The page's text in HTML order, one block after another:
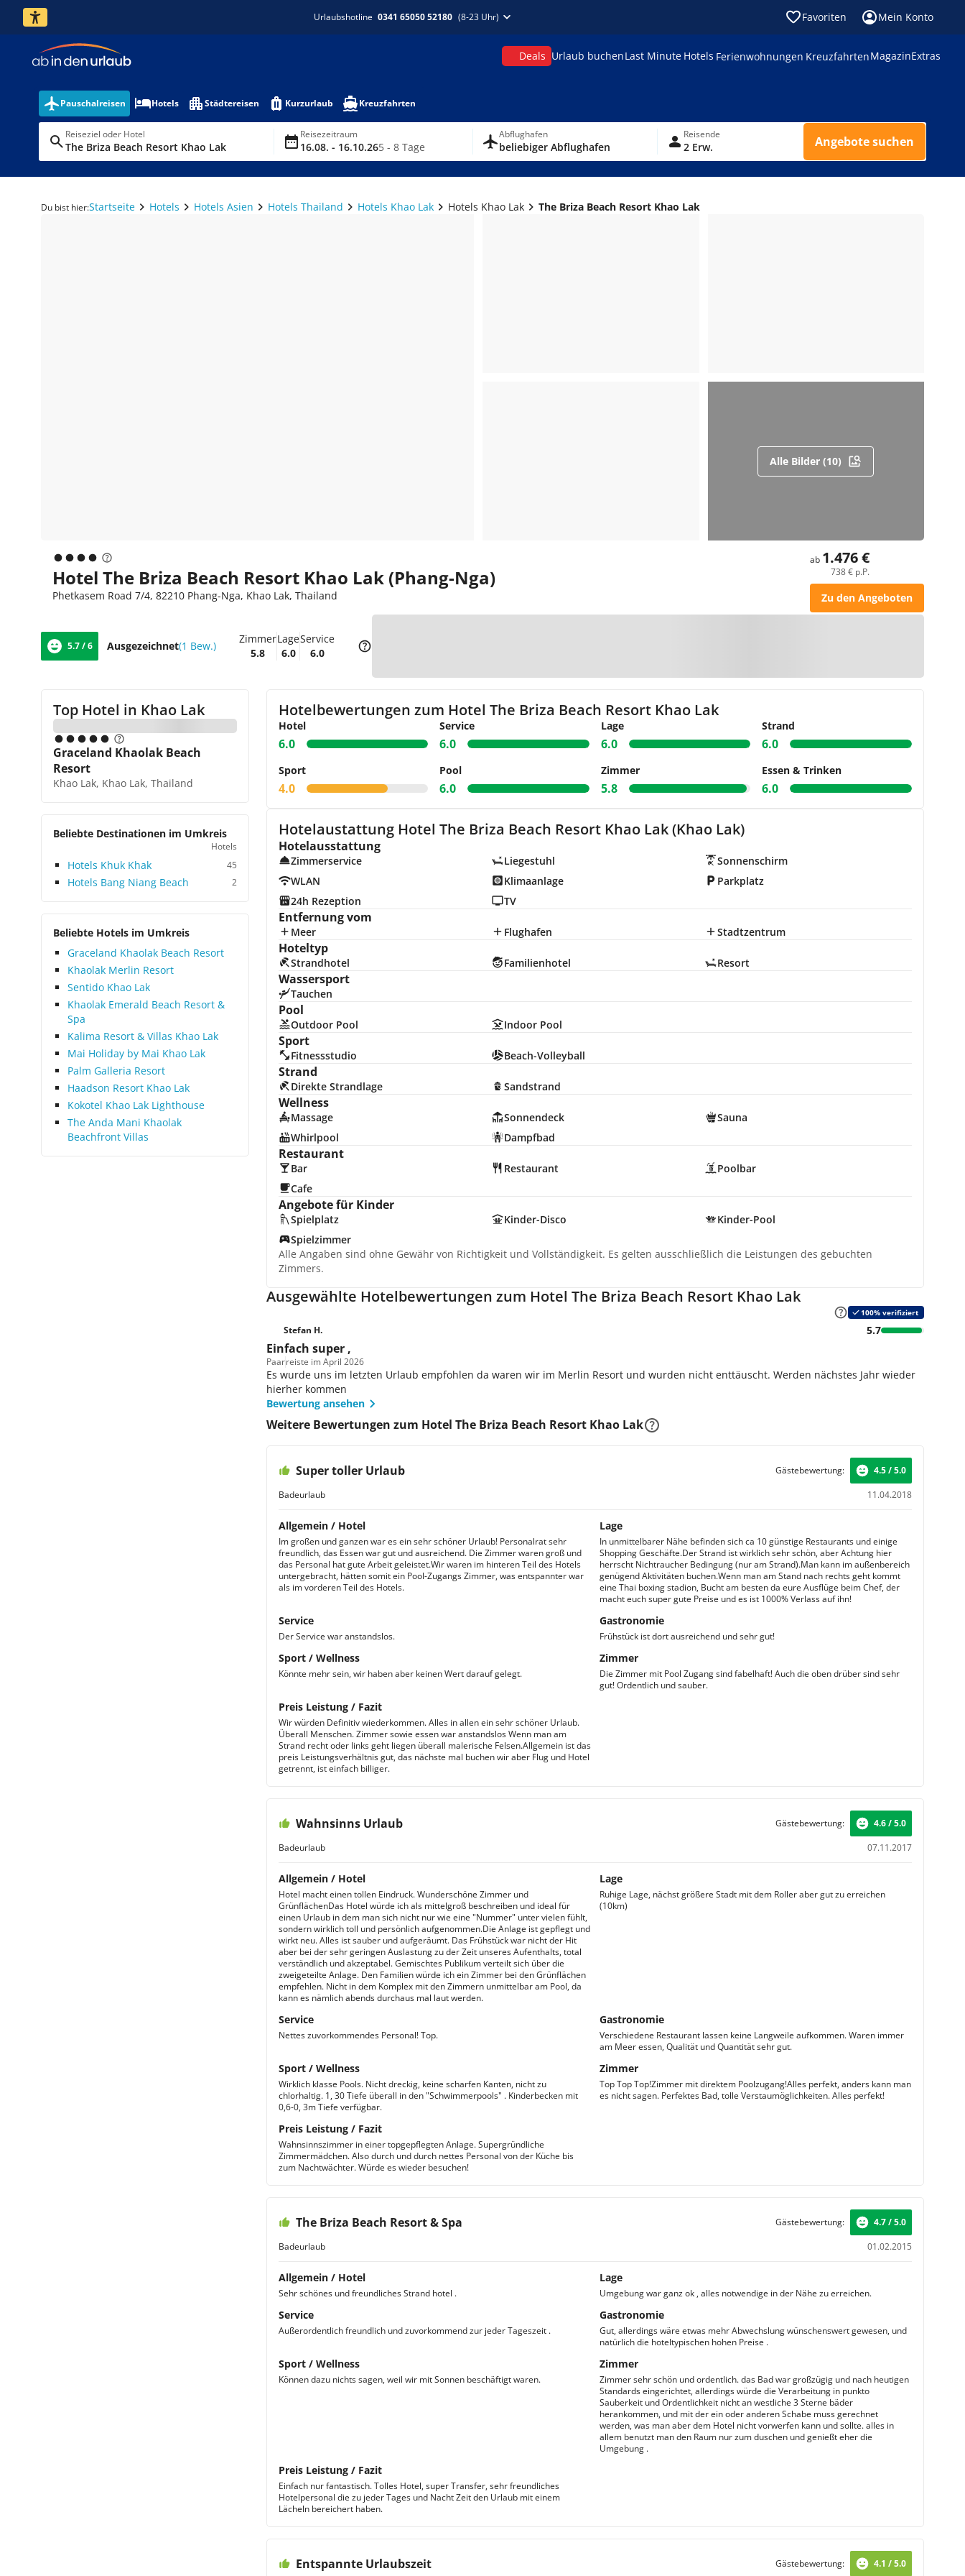
Urlaubshotline 0341 65050 52180 (8-23 Uhr) Favoriten Mein Konto
Deals Urlaub buchenLast Minute Hotels Ferienwohnungen KreuzfahrtenMagazinExtras
Pauschalreisen Hotels Städtereisen Kurzurlaub Kreuzfahrten
Reiseziel oder Hotel
The Briza Beach Resort Khao Lak
Reisezeitraum
16.08. - 16.10.265 - 8 Tage
Abflughafen
beliebiger Abflughafen
Reisende
2 Erw. Angebote suchen
Du bist hier:Startseite Hotels Hotels Asien Hotels Thailand Hotels Khao Lak Hotels Khao Lak The Briza Beach Resort Khao Lak
Alle Bilder (10)
Hotel The Briza Beach Resort Khao Lak (Phang-Nga)
Phetkasem Road 7/4, 82210 Phang-Nga, Khao Lak, Thailand
ab 1.476 €
738 € p.P.
Zu den Angeboten
5.7 / 6 Ausgezeichnet(1 Bew.)
Zimmer
5.8
Lage
6.0
Service
6.0
Top Hotel in Khao Lak
Graceland Khaolak Beach
Resort
Khao Lak, Khao Lak, Thailand
Beliebte Destinationen im Umkreis
Hotels
Hotels Khuk Khak 45
Hotels Bang Niang Beach 2
Beliebte Hotels im Umkreis
Graceland Khaolak Beach Resort
Khaolak Merlin Resort
Sentido Khao Lak
Khaolak Emerald Beach Resort &
Spa
Kalima Resort & Villas Khao Lak
Mai Holiday by Mai Khao Lak
Palm Galleria Resort
Haadson Resort Khao Lak
Kokotel Khao Lak Lighthouse
The Anda Mani Khaolak
Beachfront Villas
Hotelbewertungen zum Hotel The Briza Beach Resort Khao Lak
Hotel
6.0
Service
6.0
Lage
6.0
Strand
6.0
Sport
4.0
Pool
6.0
Zimmer
5.8
Essen & Trinken
6.0
Hotelaustattung Hotel The Briza Beach Resort Khao Lak (Khao Lak)
Hotelausstattung
Zimmerservice Liegestuhl
Sonnenschirm
WLAN
Klimaanlage
Parkplatz
24h Rezeption
TV
Entfernung vom
Meer Flughafen Stadtzentrum
Hoteltyp
Strandhotel Familienhotel Resort
Wassersport
Tauchen
Pool
Outdoor Pool Indoor Pool
Sport
Fitnessstudio Beach-Volleyball
Strand
Direkte Strandlage Sandstrand
Wellness
Massage Sonnendeck
Sauna
Whirlpool
Dampfbad
Restaurant
Bar Restaurant
Poolbar
Cafe
Angebote für Kinder
Spielplatz Kinder-Disco
Kinder-Pool
Spielzimmer
Alle Angaben sind ohne Gewähr von Richtigkeit und Vollständigkeit. Es gelten ausschließlich die Leistungen des gebuchten
Zimmers.
Ausgewählte Hotelbewertungen zum Hotel The Briza Beach Resort Khao Lak
100% verifiziert
Stefan H. 5.7
Einfach super ,
Paarreiste im April 2026
Es wurde uns im letzten Urlaub empfohlen da waren wir im Merlin Resort und wurden nicht enttäuscht. Werden nächstes Jahr wieder
hierher kommen
Bewertung ansehen
Weitere Bewertungen zum Hotel The Briza Beach Resort Khao Lak
Super toller Urlaub
Badeurlaub 11.04.2018
Gästebewertung: 4.5 / 5.0
Allgemein / Hotel
Im großen und ganzen war es ein sehr schöner Urlaub! Personalrat sehr
freundlich, das Essen war gut und ausreichend. Die Zimmer waren groß und
das Personal hat gute Arbeit geleistet.Wir waren im hinteren Teil des Hotels
untergebracht, hätten somit ein Pool-Zugangs Zimmer, was entspannter war
als im vorderen Teil des Hotels.
Lage
In unmittelbarer Nähe befinden sich ca 10 günstige Restaurants und einige
Shopping Geschäfte.Der Strand ist wirklich sehr schön, aber Achtung hier
herrscht Nichtraucher Bedingung (nur am Strand).Man kann im außenbereich
genügend Aktivitäten buchen.Wenn man am Stand nach rechts geht kommt
eine Thai boxing stadion, Bucht am besten da eure Ausflüge beim Chef, der
macht euch super gute Preise und es ist 1000% Verlass auf ihn!
Service
Der Service war anstandslos.
Gastronomie
Frühstück ist dort ausreichend und sehr gut!
Sport / Wellness
Könnte mehr sein, wir haben aber keinen Wert darauf gelegt.
Zimmer
Die Zimmer mit Pool Zugang sind fabelhaft! Auch die oben drüber sind sehr
gut! Ordentlich und sauber.
Preis Leistung / Fazit
Wir würden Definitiv wiederkommen. Alles in allen ein sehr schöner Urlaub.
Überall Menschen. Zimmer sowie essen war anstandslos Wenn man am
Strand recht oder links geht liegen überall malerische Felsen.Allgemein ist das
preis Leistungsverhältnis gut, das nächste mal buchen wir aber Flug und Hotel
getrennt, ist einfach billiger.
Wahnsinns Urlaub
Badeurlaub 07.11.2017
Gästebewertung: 4.6 / 5.0
Allgemein / Hotel
Hotel macht einen tollen Eindruck. Wunderschöne Zimmer und
GrünflächenDas Hotel würde ich als mittelgroß beschreiben und ideal für
einen Urlaub in dem man sich nicht nur wie eine "Nummer" unter vielen fühlt,
sondern wirklich toll und persönlich aufgenommen.Die Anlage ist gepflegt und
wirkt neu. Alles ist sauber und aufgeräumt. Das Frühstück war nicht der Hit
aber bei der sehr geringen Auslastung zu der Zeit unseres Aufenthalts, total
verständlich und akzeptabel. Gemischtes Publikum verteilt sich über die
zweigeteilte Anlage. Den Familien würde ich ein Zimmer bei den Grünflächen
empfehlen. Nicht in dem Komplex mit den Zimmern unmittelbar am Pool, da
kann es nämlich abends durchaus mal laut werden.
Lage
Ruhige Lage, nächst größere Stadt mit dem Roller aber gut zu erreichen
(10km)
Service
Nettes zuvorkommendes Personal! Top.
Gastronomie
Verschiedene Restaurant lassen keine Langweile aufkommen. Waren immer
am Meer essen, Qualität und Quantität sehr gut.
Sport / Wellness
Wirklich klasse Pools. Nicht dreckig, keine scharfen Kanten, nicht zu
chlorhaltig. 1, 30 Tiefe überall in den "Schwimmerpools" . Kinderbecken mit
0,6-0, 3m Tiefe verfügbar.
Zimmer
Top Top Top!Zimmer mit direktem Poolzugang!Alles perfekt, anders kann man
es nicht sagen. Perfektes Bad, tolle Verstaumöglichkeiten. Alles perfekt!
Preis Leistung / Fazit
Wahnsinnszimmer in einer topgepflegten Anlage. Supergründliche
Zimmermädchen. Also durch und durch nettes Personal von der Küche bis
zum Nachtwächter. Würde es wieder besuchen!
The Briza Beach Resort & Spa
Badeurlaub 01.02.2015
Gästebewertung: 4.7 / 5.0
Allgemein / Hotel
Sehr schönes und freundliches Strand hotel .
Lage
Umgebung war ganz ok , alles notwendige in der Nähe zu erreichen.
Service
Außerordentlich freundlich und zuvorkommend zur jeder Tageszeit .
Gastronomie
Gut, allerdings wäre etwas mehr Abwechslung wünschenswert gewesen, und
natürlich die hoteltypischen hohen Preise .
Sport / Wellness
Können dazu nichts sagen, weil wir mit Sonnen beschäftigt waren.
Zimmer
Zimmer sehr schön und ordentlich. das Bad war großzügig und nach heutigen
Standards eingerichtet, allerdings würde die Verarbeitung in punkto
Sauberkeit und Ordentlichkeit nicht an westliche 3 Sterne bäder
herankommen, und mit der ein oder anderen Schabe muss gerechnet
werden, was man aber dem Hotel nicht vorwerfen kann und sollte. alles in
allem benutzt man den Raum nur zum duschen und genießt eher die
Umgebung .
Preis Leistung / Fazit
Einfach nur fantastisch. Tolles Hotel, super Transfer, sehr freundliches
Hotelpersonal die zu jeder Tages und Nacht Zeit den Urlaub mit einem
Lächeln bereichert haben.
Entspannte Urlaubszeit Gästebewertung: 4.1 / 5.0